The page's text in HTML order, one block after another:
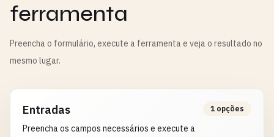
ferramenta
Preencha o formulário, execute a ferramenta e veja o resultado no
mesmo lugar.
Entradas
Preencha os campos necessários e execute a
1 opções